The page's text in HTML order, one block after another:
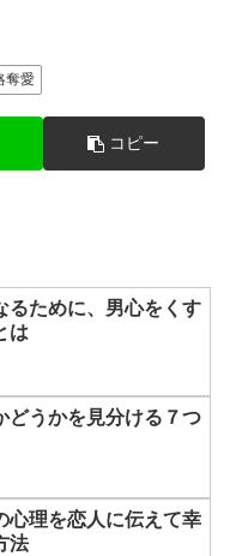
奪愛
コピー
るために、男心をくす
は
どうかを見分ける７つ
心理を恋人に伝えて幸
法